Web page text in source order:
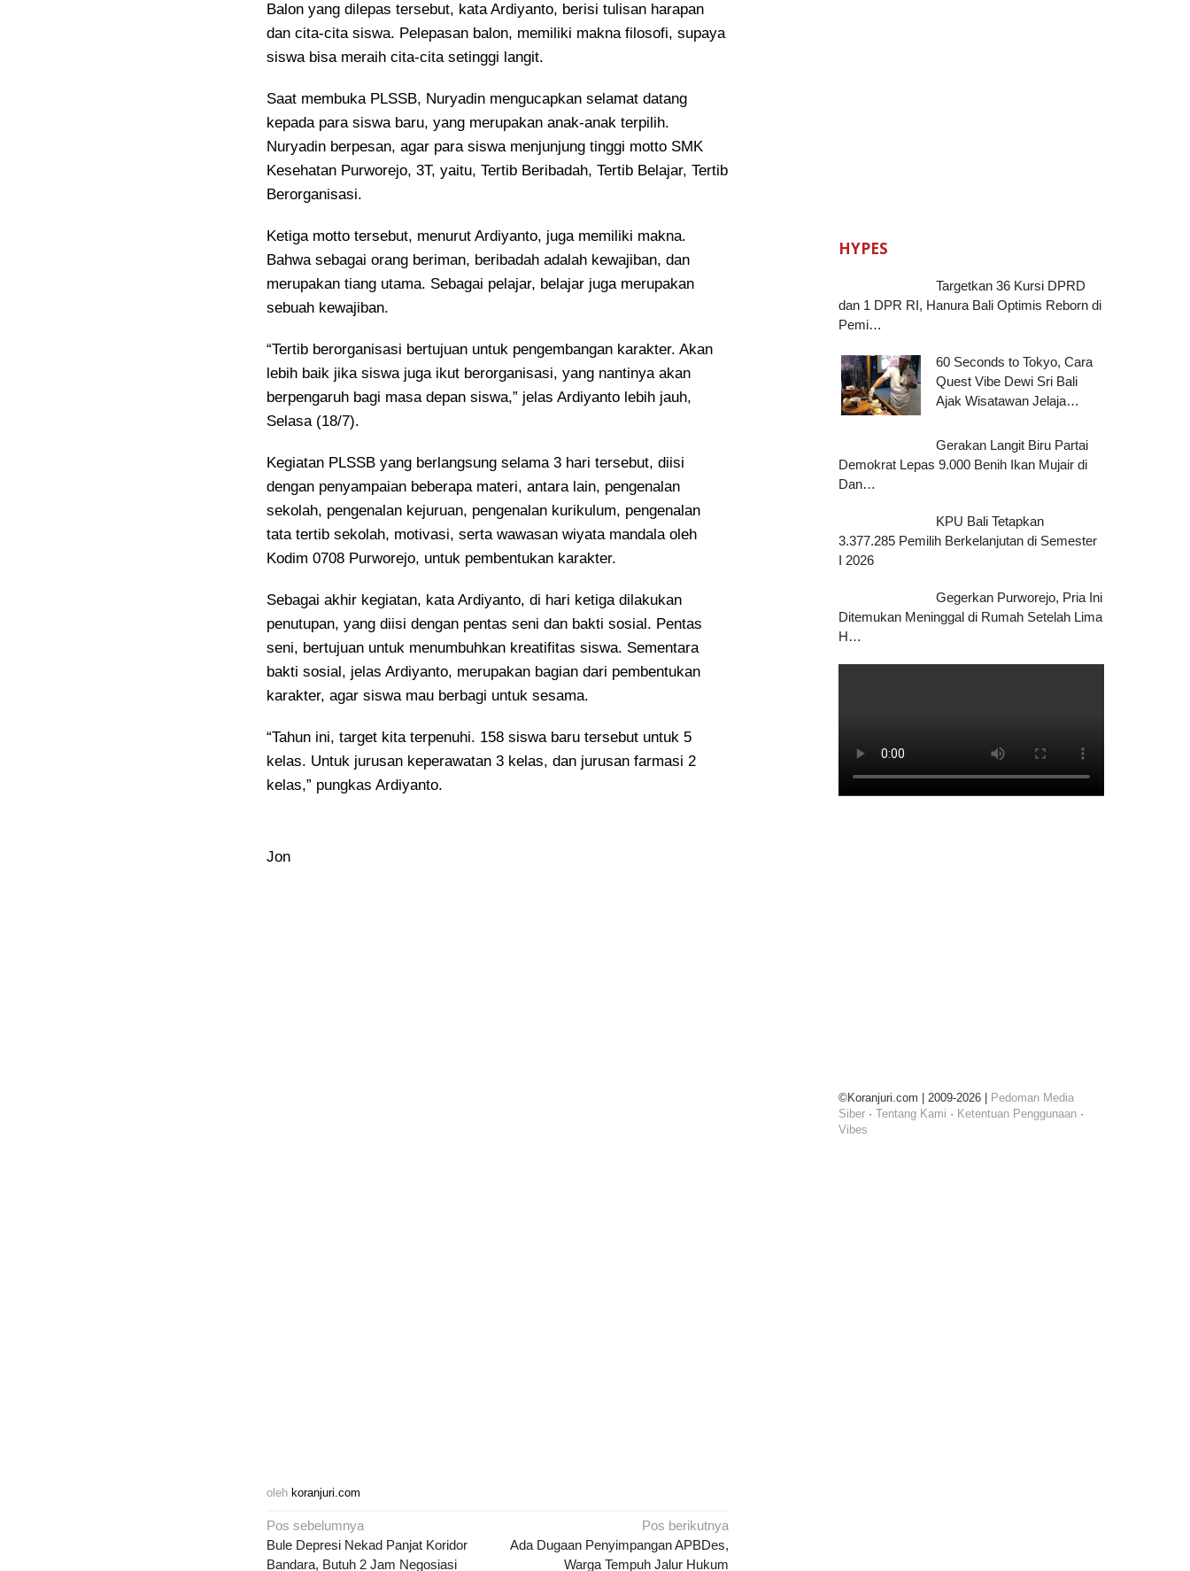
Balon yang dilepas tersebut, kata Ardiyanto, berisi tulisan harapan
dan cita-cita siswa. Pelepasan balon, memiliki makna filosofi, supaya
siswa bisa meraih cita-cita setinggi langit.
Saat membuka PLSSB, Nuryadin mengucapkan selamat datang
kepada para siswa baru, yang merupakan anak-anak terpilih.
Nuryadin berpesan, agar para siswa menjunjung tinggi motto SMK
Kesehatan Purworejo, 3T, yaitu, Tertib Beribadah, Tertib Belajar, Tertib
Berorganisasi.
Ketiga motto tersebut, menurut Ardiyanto, juga memiliki makna.
Bahwa sebagai orang beriman, beribadah adalah kewajiban, dan
merupakan tiang utama. Sebagai pelajar, belajar juga merupakan
sebuah kewajiban.
“Tertib berorganisasi bertujuan untuk pengembangan karakter. Akan
lebih baik jika siswa juga ikut berorganisasi, yang nantinya akan
berpengaruh bagi masa depan siswa,” jelas Ardiyanto lebih jauh,
Selasa (18/7).
Kegiatan PLSSB yang berlangsung selama 3 hari tersebut, diisi
dengan penyampaian beberapa materi, antara lain, pengenalan
sekolah, pengenalan kejuruan, pengenalan kurikulum, pengenalan
tata tertib sekolah, motivasi, serta wawasan wiyata mandala oleh
Kodim 0708 Purworejo, untuk pembentukan karakter.
Sebagai akhir kegiatan, kata Ardiyanto, di hari ketiga dilakukan
penutupan, yang diisi dengan pentas seni dan bakti sosial. Pentas
seni, bertujuan untuk menumbuhkan kreatifitas siswa. Sementara
bakti sosial, jelas Ardiyanto, merupakan bagian dari pembentukan
karakter, agar siswa mau berbagi untuk sesama.
“Tahun ini, target kita terpenuhi. 158 siswa baru tersebut untuk 5
kelas. Untuk jurusan keperawatan 3 kelas, dan jurusan farmasi 2
kelas,” pungkas Ardiyanto.
Jon
oleh koranjuri.com
Navigasi
pos
Pos sebelumnya
Bule Depresi Nekad Panjat Koridor
Bandara, Butuh 2 Jam Negosiasi
Pos berikutnya
Ada Dugaan Penyimpangan APBDes,
Warga Tempuh Jalur Hukum
HYPES
Targetkan 36 Kursi DPRD
dan 1 DPR RI, Hanura Bali Optimis Reborn di
Pemi…
60 Seconds to Tokyo, Cara
Quest Vibe Dewi Sri Bali
Ajak Wisatawan Jelaja…
Gerakan Langit Biru Partai
Demokrat Lepas 9.000 Benih Ikan Mujair di
Dan…
KPU Bali Tetapkan
3.377.285 Pemilih Berkelanjutan di Semester
I 2026
Gegerkan Purworejo, Pria Ini
Ditemukan Meninggal di Rumah Setelah Lima
H…
©Koranjuri.com | 2009-2026 |
Pedoman Media
Siber ·Tentang Kami · Ketentuan Penggunaan ·
Vibes